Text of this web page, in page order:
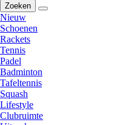
Zoeken
Nieuw
Schoenen
Rackets
Tennis
Padel
Badminton
Tafeltennis
Squash
Lifestyle
Clubruimte